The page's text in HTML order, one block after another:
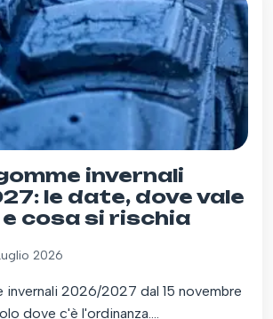
invernali
le date, dove vale
cosa si rischia
2026
2026/2027 dal 15 novembre
dove c'è l'ordinanza....